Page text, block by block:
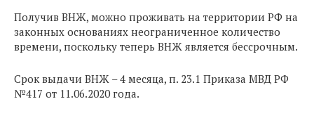
Получив ВНЖ, можно проживать на территории РФ на
законных основаниях неограниченное количество
времени, поскольку теперь ВНЖ является бессрочным.
Срок выдачи ВНЖ – 4 месяца, п. 23.1 Приказа МВД РФ
№417 от 11.06.2020 года.